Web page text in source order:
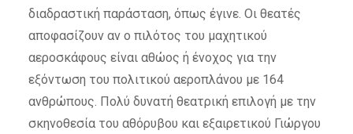
διαδραστική παράσταση, όπως έγινε. Οι θεατές
αποφασίζουν αν ο πιλότος του μαχητικού
αεροσκάφους είναι αθώος ή ένοχος για την
εξόντωση του πολιτικού αεροπλάνου με 164
ανθρώπους. Πολύ δυνατή θεατρική επιλογή με την
σκηνοθεσία του αθόρυβου και εξαιρετικού Γιώργου